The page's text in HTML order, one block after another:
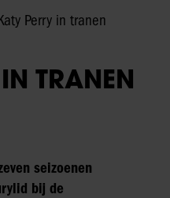
Perry in tranen
TRANEN
seizoenen
bij de